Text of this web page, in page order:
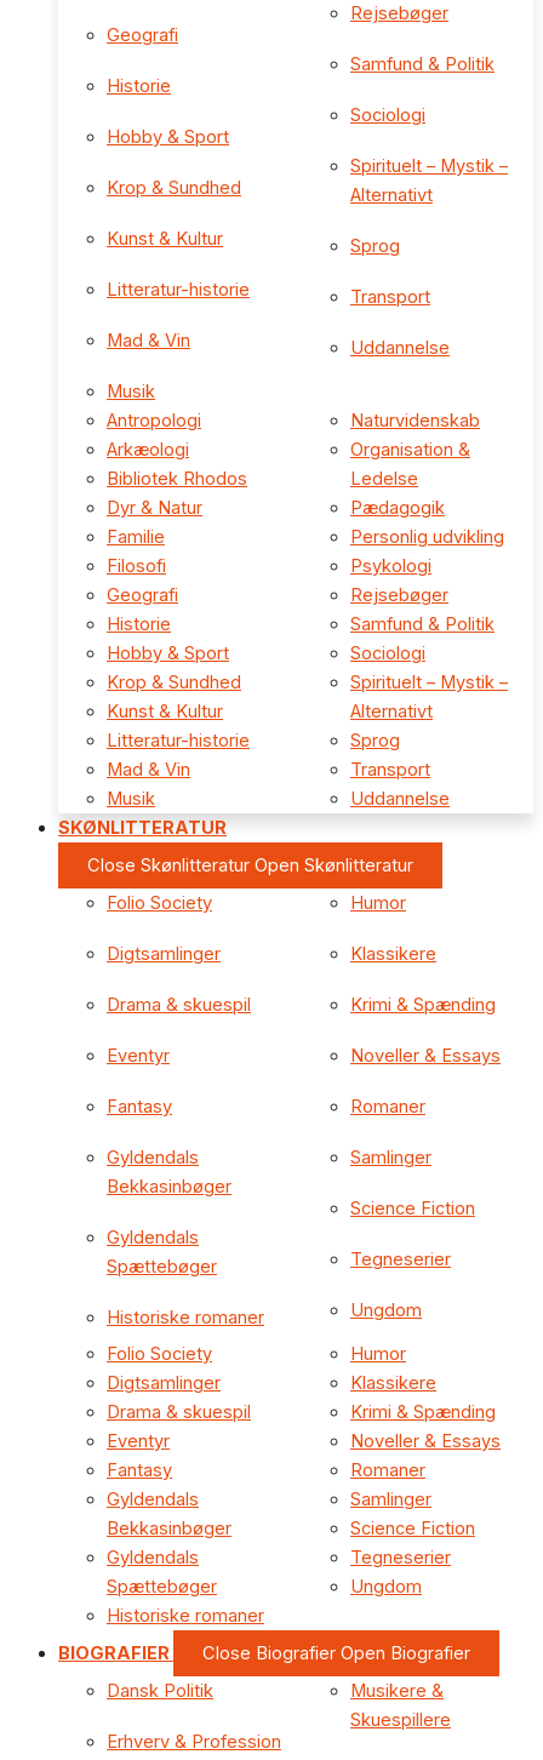
Geografi
Historie
Hobby & Sport
Krop & Sundhed
Kunst & Kultur
Litteratur-historie
Mad & Vin
Musik
Rejsebøger
Samfund & Politik
Sociologi
Spirituelt – Mystik –
Alternativt
Sprog
Transport
Uddannelse
Antropologi
Arkæologi
Bibliotek Rhodos
Dyr & Natur
Familie
Filosofi
Geografi
Historie
Hobby & Sport
Krop & Sundhed
Kunst & Kultur
Litteratur-historie
Mad & Vin
Musik
Naturvidenskab
Organisation &
Ledelse
Pædagogik
Personlig udvikling
Psykologi
Rejsebøger
Samfund & Politik
Sociologi
Spirituelt – Mystik –
Alternativt
Sprog
Transport
Uddannelse
SKØNLITTERATUR
Close Skønlitteratur Open Skønlitteratur
Folio Society
Digtsamlinger
Drama & skuespil
Eventyr
Fantasy
Gyldendals
Bekkasinbøger
Gyldendals
Spættebøger
Historiske romaner
Humor
Klassikere
Krimi & Spænding
Noveller & Essays
Romaner
Samlinger
Science Fiction
Tegneserier
Ungdom
Folio Society
Digtsamlinger
Drama & skuespil
Eventyr
Fantasy
Gyldendals
Bekkasinbøger
Gyldendals
Spættebøger
Historiske romaner
Humor
Klassikere
Krimi & Spænding
Noveller & Essays
Romaner
Samlinger
Science Fiction
Tegneserier
Ungdom
BIOGRAFIER Close Biografier Open Biografier
Dansk Politik
Erhverv & Profession
Musikere &
Skuespillere